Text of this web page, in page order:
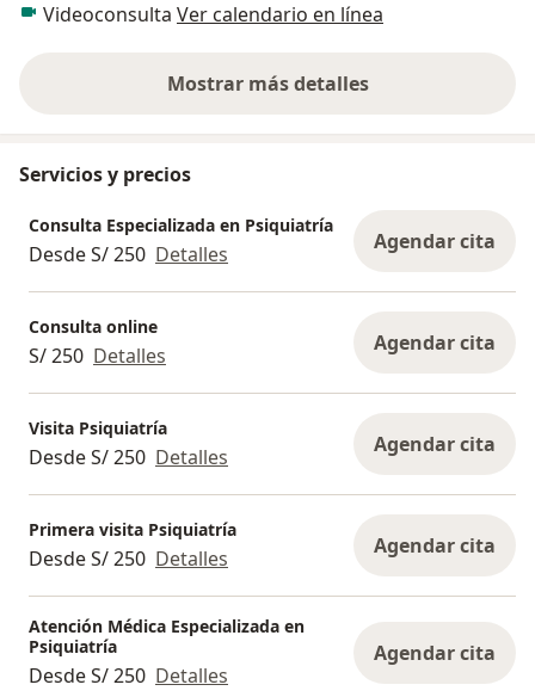
Videoconsulta Ver calendario en línea
Mostrar más detalles
sobre la experiencia
Servicios y precios
Consulta Especializada en Psiquiatría
Desde S/ 250 Detalles Agendar cita
Consulta online
S/ 250 Detalles Agendar cita
Visita Psiquiatría
Desde S/ 250 Detalles Agendar cita
Primera visita Psiquiatría
Desde S/ 250 Detalles Agendar cita
Atención Médica Especializada en
Psiquiatría
Desde S/ 250 Detalles
Agendar cita